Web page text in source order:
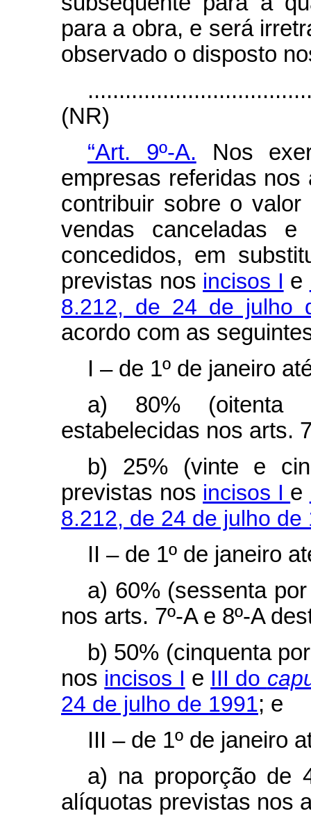
para a obra, e será
observado o disposto
(NR)
“Art. 9º-A. Nos
empresas referidas nos
contribuir sobre o
vendas canceladas e
concedidos, em
previstas nos incisos I e
8.212, de 24 de julho
acordo com as
I – de 1º de janeiro
a) 80% (oitenta
estabelecidas nos arts.
b) 25% (vinte e
previstas nos incisos I e
8.212, de 24 de julho de
II – de 1º de janeiro
a) 60% (sessenta
nos arts. 7º-A e 8º-A
b) 50% (cinquenta
nos incisos I e III do
24 de julho de 1991; e
III – de 1º de janeiro
a) na proporção de
alíquotas previstas nos